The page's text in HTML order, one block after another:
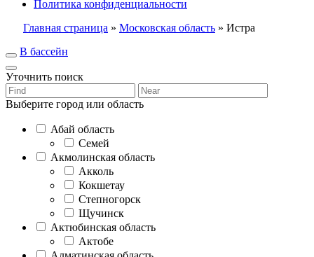
Политика конфиденциальности
Главная страница » Московская область » Истра
В бассейн
Уточнить поиск
Выберите город или область
Абай область
Семей
Акмолинская область
Акколь
Кокшетау
Степногорск
Щучинск
Актюбинская область
Актобе